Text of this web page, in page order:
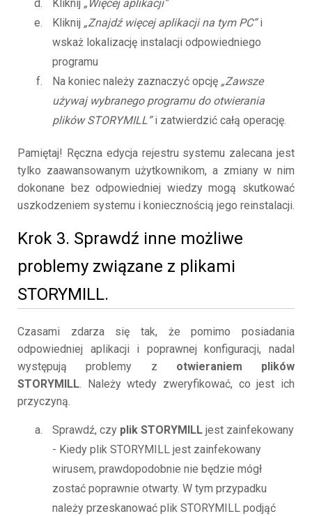
Kliknij „Więcej aplikacji”
Kliknij „Znajdź więcej aplikacji na tym PC”i
wskaż lokalizację instalacji odpowiedniego
programu
Na koniec należy zaznaczyć opcję „Zawsze
używaj wybranego programu do otwierania
plików STORYMILL”i zatwierdzić całą operację.
Pamiętaj! Ręczna edycja rejestru systemu zalecana jest
tylko zaawansowanym użytkownikom, a zmiany w nim
dokonane bez odpowiedniej wiedzy mogą skutkować
uszkodzeniem systemu i koniecznością jego reinstalacji.
Krok 3. Sprawdź inne możliwe
problemy związane z plikami
STORYMILL.
Czasami zdarza się tak, że pomimo posiadania
odpowiedniej aplikacji i poprawnej konfiguracji, nadal
występują problemy z otwieraniem plików
STORYMILL. Należy wtedy zweryfikować, co jest ich
przyczyną.
Sprawdź, czy plik STORYMILL jest zainfekowany
- Kiedy plik STORYMILL jest zainfekowany
wirusem, prawdopodobnie nie będzie mógł
zostać poprawnie otwarty. W tym przypadku
należy przeskanować plik STORYMILL podjąć